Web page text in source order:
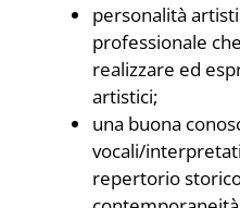
personalità
professionale
realizzare ed
artistici;
una buona
vocali/
repertorio